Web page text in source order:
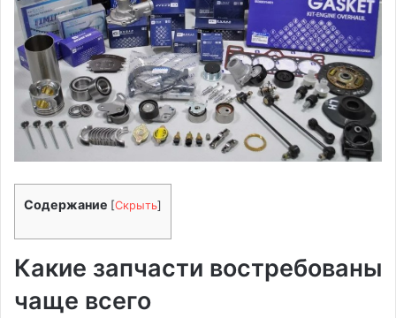
Содержание [Скрыть]
Какие запчасти востребованы
чаще всего